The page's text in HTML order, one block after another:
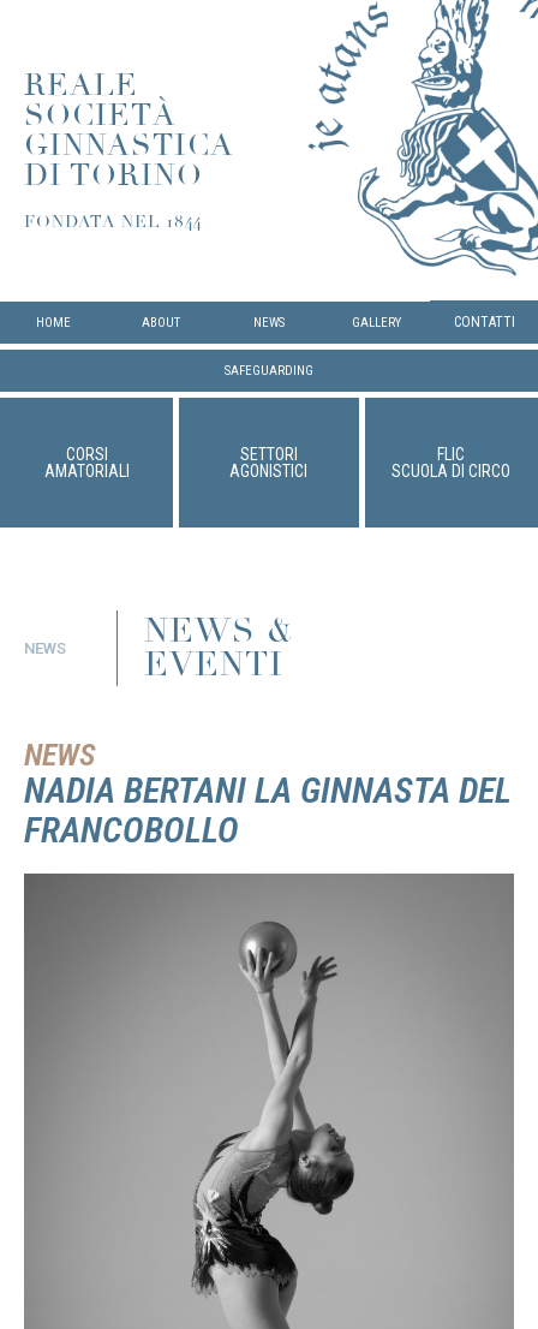
REALE
SOCIETÀ
GINNASTICA
DI TORINO
FONDATA NEL 1844
HOME ABOUT NEWS GALLERY CONTATTI
SAFEGUARDING
CORSI
AMATORIALI
SETTORI
AGONISTICI
FLIC
SCUOLA DI CIRCO
NEWS
NEWS &
EVENTI
NEWS
NADIA BERTANI LA GINNASTA DEL
FRANCOBOLLO